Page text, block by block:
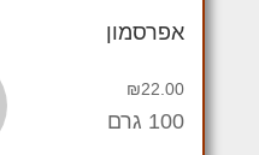
אפרסמון
₪22.00
100 גרם